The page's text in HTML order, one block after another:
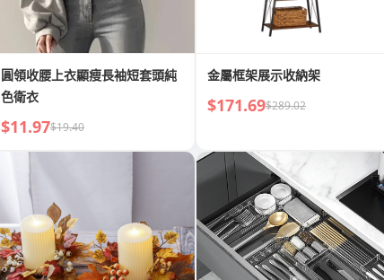
圓領收腰上衣顯瘦長袖短套頭純
色衛衣
$11.97$19.40
金屬框架展示收納架
$171.69$289.02